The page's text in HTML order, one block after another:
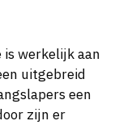
werkelijk aan
uitgebreid
een
zijn er